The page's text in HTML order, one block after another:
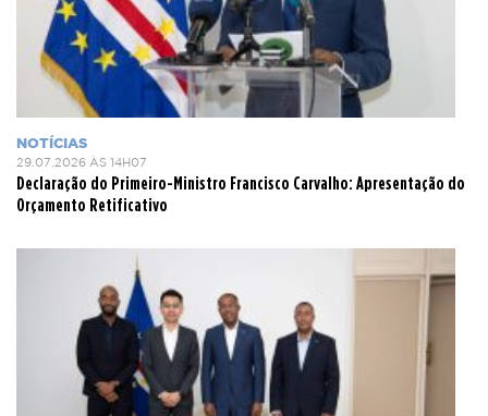
NOTÍCIAS
29.07.2026 ÀS 14H07
Declaração do Primeiro-Ministro Francisco Carvalho: Apresentação do
Orçamento Retificativo